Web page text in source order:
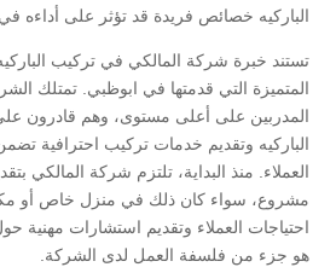
الباركيه خصائص فريدة قد تؤثر على أداءه في
تستند خبرة شركة المالكي في تركيب
المتميزة التي قدمتها في ابوظبي. تمتلك
المدربين على أعلى مستوى، وهم قادرون
الباركيه وتقديم خدمات تركيب احترافية
العملاء. منذ البداية، تلتزم شركة المالكي
مشروع، سواء كان ذلك في منزل خاص أو
احتياجات العملاء وتقديم استشارات مهنية حول
هو جزء من فلسفة العمل لدى الشركة.